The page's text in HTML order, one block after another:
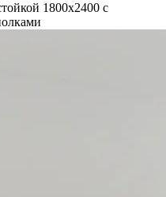
1800х2400 с